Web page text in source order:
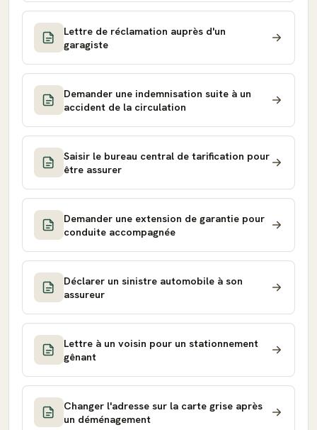
Lettre de réclamation auprès d'un
garagiste
Demander une indemnisation suite à un
accident de la circulation
Saisir le bureau central de tarification pour
être assurer
Demander une extension de garantie pour
conduite accompagnée
Déclarer un sinistre automobile à son
assureur
Lettre à un voisin pour un stationnement
gênant
Changer l'adresse sur la carte grise après
un déménagement